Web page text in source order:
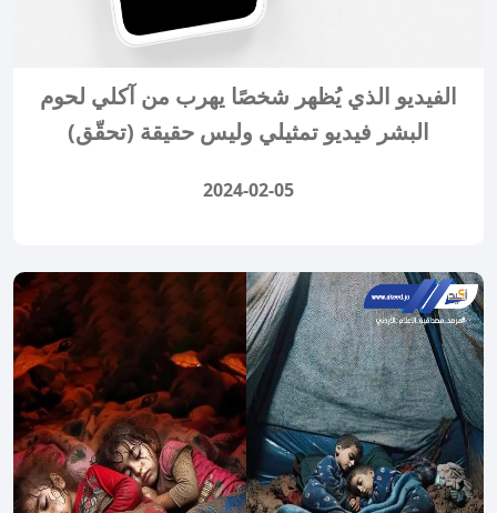
الفيديو الذي يُظهر شخصًا يهرب من آكلي لحوم
البشر فيديو تمثيلي وليس حقيقة (تحقّق)
2024-02-05